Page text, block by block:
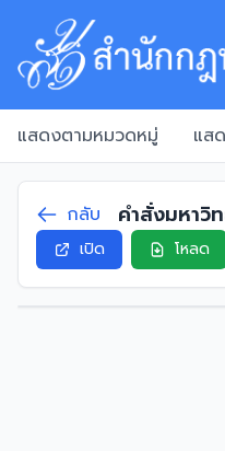
แสดงตามหมวดหมู่ แส
กลับ
คำสั่งมหาวิ
2905/2567
อธิการบดีรั
เปิด โหลด